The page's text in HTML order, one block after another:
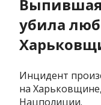
убила
Инцидент
на Харьковщине,
Нацполиции.